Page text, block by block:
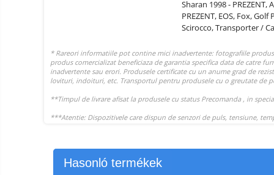
Vonalkód olvasók
Hordozható elektromos
állomások és napelemek
Napelemek
Android médialejátszó
Sharan 1998 - PREZENT,
PREZENT, EOS, Fox,Golf
Scirocco,Transporter /
Hasonló termékek